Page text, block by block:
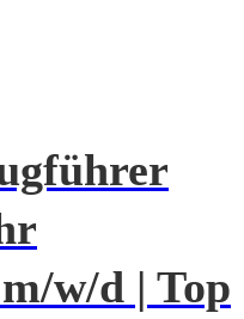
w/d | Top